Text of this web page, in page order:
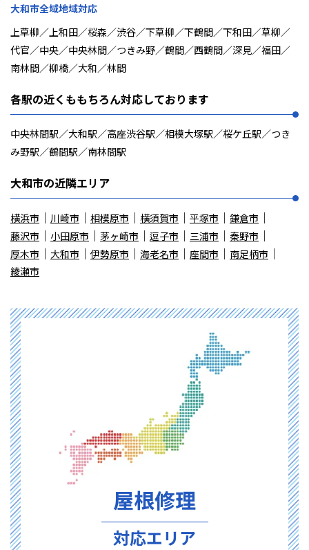
大和市全域地域対応
上草柳／上和田／桜森／渋谷／下草柳／下鶴間／下和田／草柳／
代官／中央／中央林間／つきみ野／鶴間／西鶴間／深見／福田／
南林間／柳橋／大和／林間
各駅の近くももちろん対応しております
中央林間駅／大和駅／高座渋谷駅／相模大塚駅／桜ケ丘駅／つき
み野駅／鶴間駅／南林間駅
大和市の近隣エリア
横浜市 川崎市 相模原市 横須賀市 平塚市
鎌倉市
藤沢市
小田原市 茅ヶ崎市 逗子市 三浦市
秦野市
厚木市
大和市 伊勢原市 海老名市 座間市
南足柄市
綾瀬市
屋根修理
対応エリア